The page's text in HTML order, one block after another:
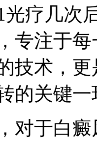
光疗几次
专注于
技术，
的关键一
对于白